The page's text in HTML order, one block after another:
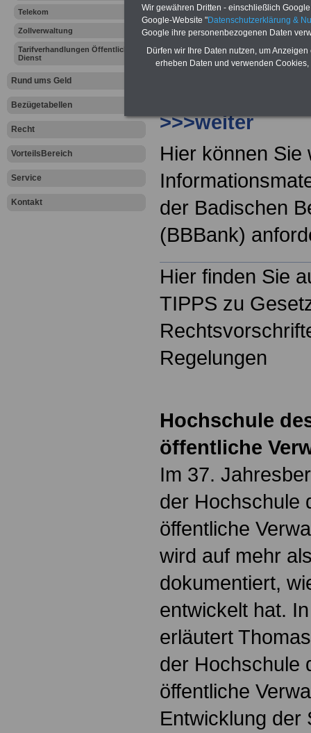
Telekom
Zollverwaltung
Tarifverhandlungen Öffentlicher
Dienst
Rund ums Geld
Bezügetabellen
Recht
VorteilsBereich
Service
Kontakt
Mehr
vorteilhaften
>>>weiter
Hier können Sie
der Badischen
(BBBank)
Hier finden Sie
TIPPS zu
Regelungen
Hochschule
öffentliche
Im 37.
der Hochschule
öffentliche
wird auf mehr
dokumentiert,
entwickelt hat.
erläutert
der Hochschule
öffentliche
Entwicklung der
Wir gewähren Dritten - einschließlich
Google-Website "Datenschutzerklärung &
Google ihre personenbezogenen Daten
Dürfen wir Ihre Daten nutzen, um
erheben Daten und verwenden